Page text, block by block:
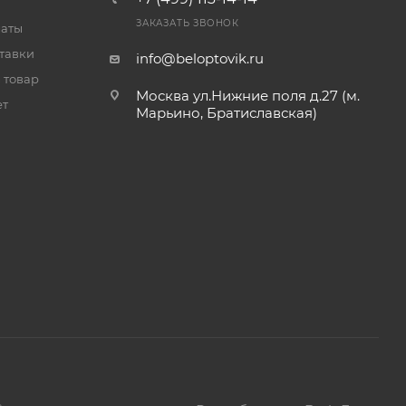
товар
ЗАКАЗАТЬ ЗВОНОК
info@beloptovik.ru
Москва ул.Нижние поля д.27 (м.
Марьино, Братиславская)